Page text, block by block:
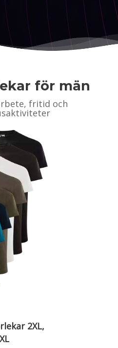
för män
fritid och
2XL,